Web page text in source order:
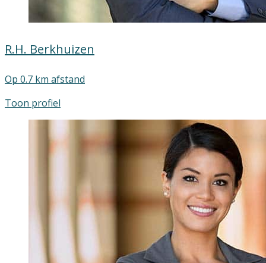
R.H. Berkhuizen
Op 0.7 km afstand
Toon profiel